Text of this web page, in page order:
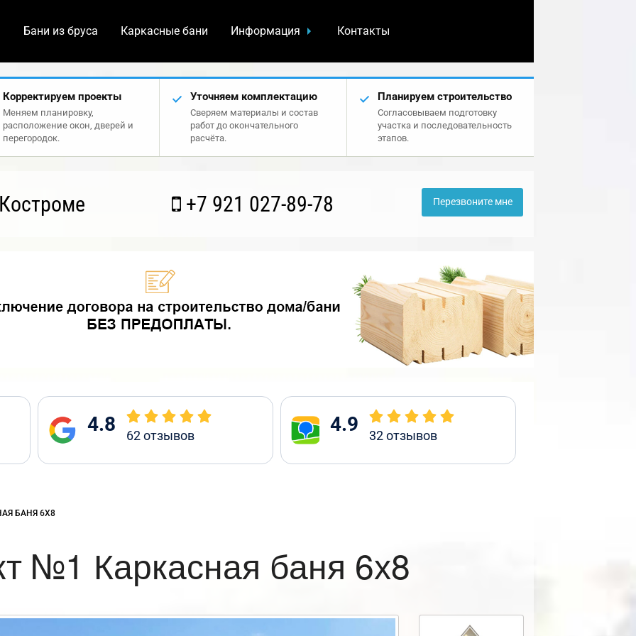
Бани из бруса Каркасные бани Информация Контакты
Корректируем проекты
Меняем планировку,
расположение окон, дверей и
перегородок.
Уточняем комплектацию
Сверяем материалы и состав
работ до окончательного
расчёта.
Планируем строительство
Согласовываем подготовку
участка и последовательность
этапов.
+7 921 027-89-78 Перезвоните мне
4.8 62отзывов 4.9 32отзывов
БАНЯ 6Х8
№1 Каркасная баня 6х8